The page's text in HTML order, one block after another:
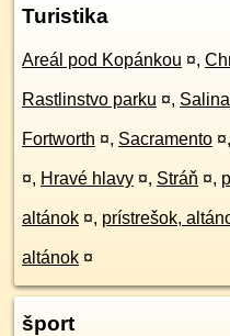
Turistika
Areál pod Kopánkou ¤,
Rastlinstvo parku ¤,
Fortworth ¤, Sacramento ¤,
¤, Hravé hlavy ¤, Stráň ¤,
altánok ¤, prístrešok,
altánok ¤
šport